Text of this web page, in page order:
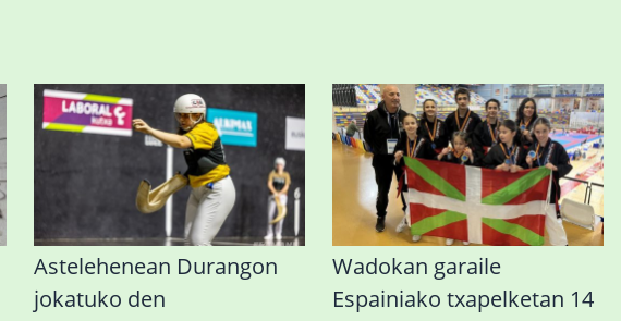
Astelehenean Durangon
jokatuko den
Wadokan garaile
Espainiako txapelketan 14